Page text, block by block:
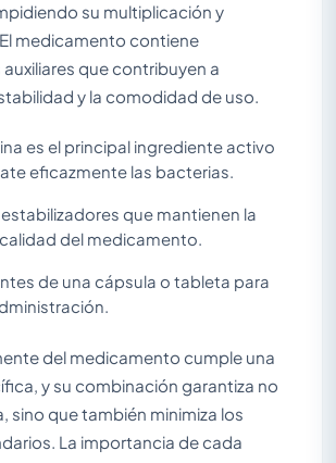
su multiplicación y
medicamento contiene
que contribuyen a
y la comodidad de uso.
es el principal ingrediente activo
eficazmente las bacterias.
estabilizadores que mantienen la
del medicamento.
de una cápsula o tableta para
del medicamento cumple una
y su combinación garantiza no
sino que también minimiza los
La importancia de cada